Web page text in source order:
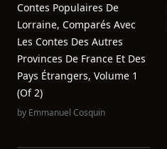
Contes Populaires De
Lorraine, Comparés Avec
Les Contes Des Autres
Provinces De France Et Des
Pays Étrangers, Volume 1
(of 2)
by Emmanuel Cosquin